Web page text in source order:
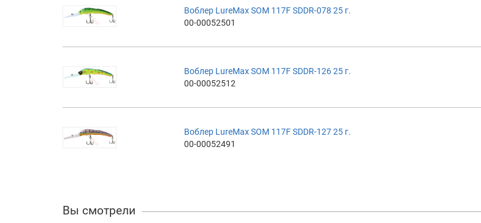
Воблер LureMax SOM 117F SDDR-078 25 г.
00-00052501
Воблер LureMax SOM 117F SDDR-126 25 г.
00-00052512
Воблер LureMax SOM 117F SDDR-127 25 г.
00-00052491
Вы смотрели